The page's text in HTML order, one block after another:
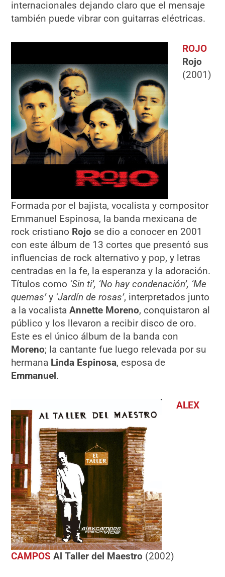
internacionales dejando claro que el mensaje
también puede vibrar con guitarras eléctricas.
ROJO
Rojo
(2001)
Formada por el bajista, vocalista y compositor
Emmanuel Espinosa, la banda mexicana de
rock cristiano Rojo se dio a conocer en 2001
con este álbum de 13 cortes que presentó sus
influencias de rock alternativo y pop, y letras
centradas en la fe, la esperanza y la adoración.
Títulos como ‘Sin ti’, ‘No hay condenación’, ‘Me
quemas’y ‘Jardín de rosas’, interpretados junto
a la vocalistaAnnette Moreno, conquistaron al
público y los llevaron a recibir disco de oro.
Este es el único álbum de la banda con
Moreno; la cantante fue luego relevada por su
hermana Linda Espinosa, esposa de
Emmanuel.
ALEX
CAMPOS Al Taller del Maestro (2002)